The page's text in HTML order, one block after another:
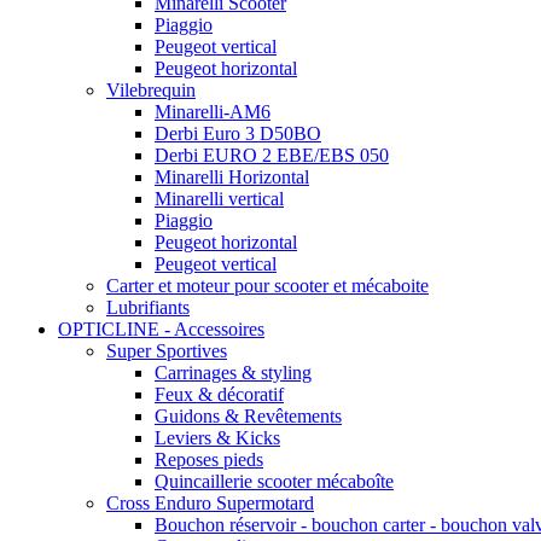
Piaggio
Peugeot vertical
Peugeot horizontal
Vilebrequin
Minarelli-AM6
Derbi Euro 3 D50BO
Derbi EURO 2 EBE/EBS 050
Minarelli Horizontal
Minarelli vertical
Piaggio
Peugeot horizontal
Peugeot vertical
Carter et moteur pour scooter et mécaboite
Lubrifiants
OPTICLINE - Accessoires
Super Sportives
Carrinages & styling
Feux & décoratif
Guidons & Revêtements
Leviers & Kicks
Reposes pieds
Quincaillerie scooter mécaboîte
Cross Enduro Supermotard
Bouchon réservoir - bouchon carter - bouchon